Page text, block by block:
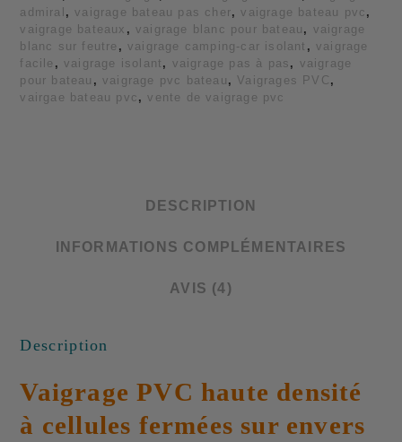
cm
admiral ,vaigrage bateau pas cher,vaigrage bateau pvc ,
vaigrage bateaux ,vaigrage blanc pour bateau , vaigrage
blanc sur feutre ,vaigrage camping-car isolant ,vaigrage
facile ,vaigrage isolant , vaigrage pas à pas , vaigrage
pour bateau ,vaigrage pvc bateau , Vaigrages PVC ,
vairgae bateau pvc ,vente de vaigrage pvc
DESCRIPTION
INFORMATIONS COMPLÉMENTAIRES
AVIS (4)
Description
Vaigrage PVC haute densité
à cellules fermées sur envers